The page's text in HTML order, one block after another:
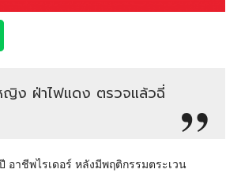
ญิง ฝ่าไฟแดง ตรวจแล้วฉี่
าชีพไรเดอร์ หลังมีพฤติกรรมตระเวน